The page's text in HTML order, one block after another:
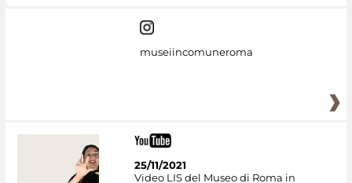
museiincomuneroma
25/11/2021
Video LIS del Museo di Roma in